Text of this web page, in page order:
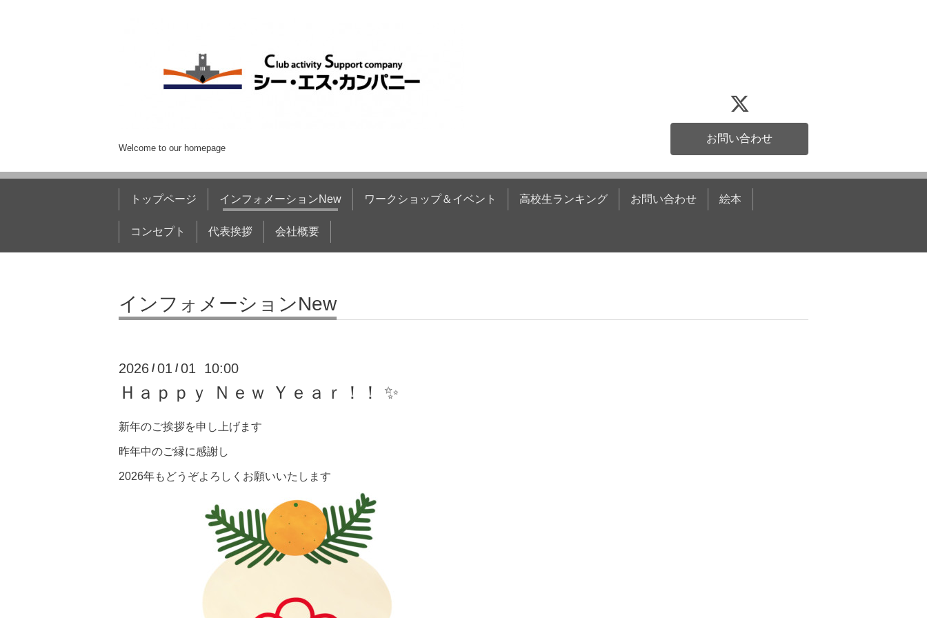
Welcome to our homepage
お問い合わせ
トップページ インフォメーションNew ワークショップ＆イベント 高校生ランキング お問い合わせ 絵本
コンセプト 代表挨拶 会社概要
インフォメーションNew
2026 /01 /01 10:00
Ｈａｐｐｙ Ｎｅｗ Ｙｅａｒ！！ ✨
新年のご挨拶を申し上げます
昨年中のご縁に感謝し
2026年もどうぞよろしくお願いいたします